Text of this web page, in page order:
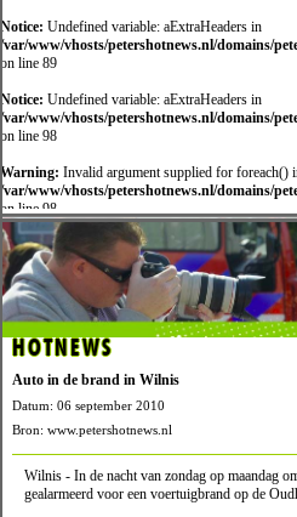
Notice: Undefined variable: aExtraHeaders in
/var/www/vhosts/petershotnews.nl/domains/
on line 89
Notice: Undefined variable: aExtraHeaders in
/var/www/vhosts/petershotnews.nl/domains/
on line 98
Warning: Invalid argument supplied for foreach()
/var/www/vhosts/petershotnews.nl/domains/
on line 98
HOTNEWS
Auto in de brand in Wilnis
Datum: 06 september 2010
Bron: www.petershotnews.nl
Wilnis - In de nacht van zondag op maandag
gealarmeerd voor een voertuigbrand op de